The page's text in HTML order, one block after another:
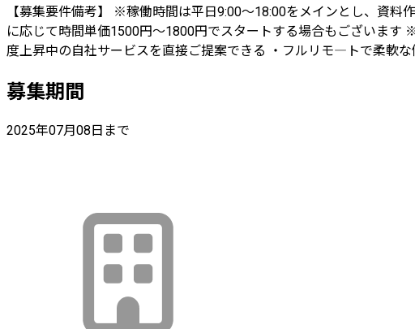
【募集要件備考】 ※稼働時間は平日9:00～18:00をメインとし、資
に応じて時間単価1500円～1800円でスタートする場合もございま
度上昇中の自社サービスを直接ご提案できる ・フルリモ―トで柔軟
募集期間
2025年07月08日まで